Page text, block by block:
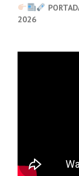
2026